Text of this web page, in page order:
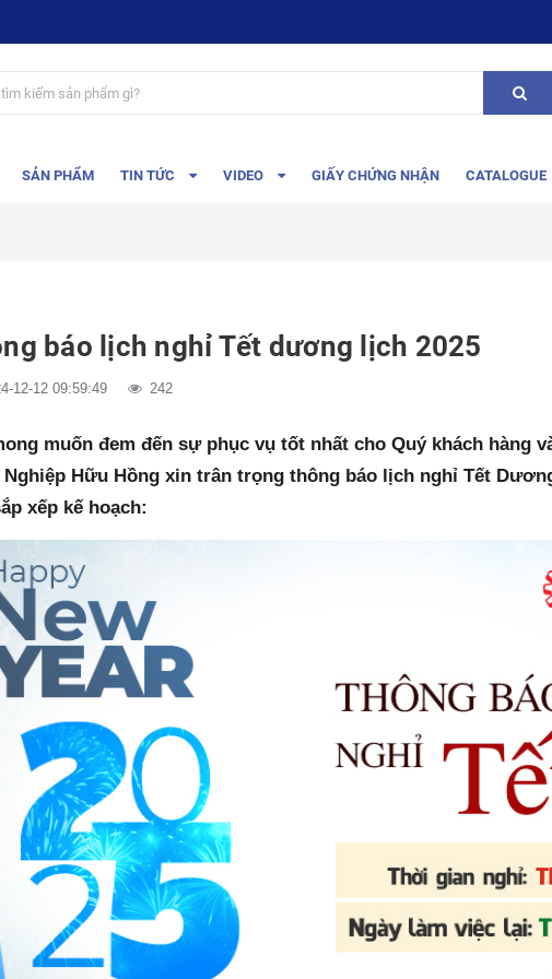
SẢN PHẨM TIN TỨC VIDEO GIẤY CHỨNG NHẬN CATALOGUE
báo lịch nghỉ Tết dương lịch 2025
12-12 09:59:49 242
muốn đem đến sự phục vụ tốt nhất cho Quý khách hàng
Hữu Hồngxin trân trọng thông báo lịch nghỉ Tết
xếp kế hoạch: